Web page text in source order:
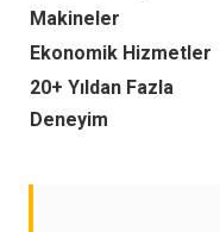
Makineler
Ekonomik Hizmetler
20+ Yıldan Fazla
Deneyim